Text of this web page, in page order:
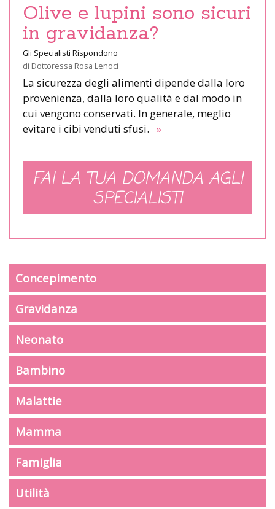
Olive e lupini sono sicuri
in gravidanza?
Gli Specialisti Rispondono
di Dottoressa Rosa Lenoci
La sicurezza degli alimenti dipende dalla loro
provenienza, dalla loro qualità e dal modo in
cui vengono conservati. In generale, meglio
evitare i cibi venduti sfusi. »
FAI LA TUA DOMANDA AGLI
SPECIALISTI
Concepimento
Gravidanza
Neonato
Bambino
Malattie
Mamma
Famiglia
Utilità